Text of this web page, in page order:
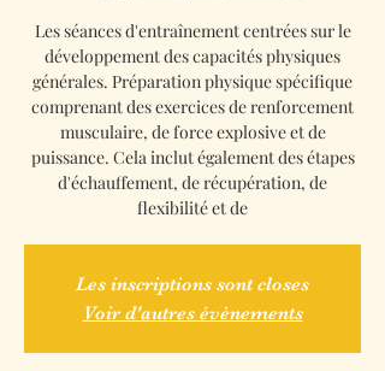
Les séances d'entraînement centrées sur le
développement des capacités physiques
générales. Préparation physique spécifique
comprenant des exercices de renforcement
musculaire, de force explosive et de
puissance. Cela inclut également des étapes
d'échauffement, de récupération, de
flexibilité et de
Les inscriptions sont closes
Voir d'autres événements